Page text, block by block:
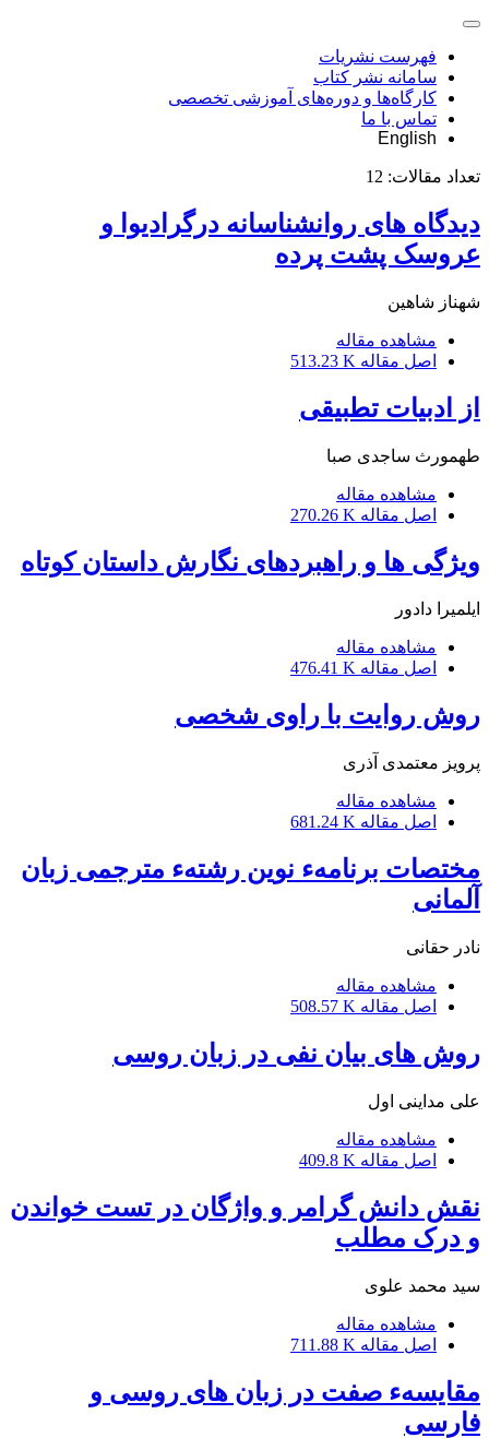
فهرست نشریات
سامانه نشر کتاب
کارگاه‌ها و دوره‌های آموزشی تخصصی
تماس با ما
English
تعداد مقالات: 12
دیدگاه های روانشناسانه درگرادیوا و
عروسک پشت پرده
شهناز شاهین
مشاهده مقاله
اصل مقاله 513.23 K
از ادبیات تطبیقی
طهمورث ساجدى صبا
مشاهده مقاله
اصل مقاله 270.26 K
ویژگی ها و راهبردهای نگارش داستان کوتاه
ایلمیرا دادور
مشاهده مقاله
اصل مقاله 476.41 K
روش روایت با راوی شخصی
پرویز معتمدى آذرى
مشاهده مقاله
اصل مقاله 681.24 K
مختصات برنامهء نوین رشتهء مترجمی زبان
آلمانی
نادر حقانى
مشاهده مقاله
اصل مقاله 508.57 K
روش های بیان نفی در زبان روسی
على مداینى اول
مشاهده مقاله
اصل مقاله 409.8 K
نقش دانش گرامر و واژگان در تست خواندن
و درک مطلب
سید محمد علوی
مشاهده مقاله
اصل مقاله 711.88 K
مقایسهء صفت در زبان های روسی و
فارسی